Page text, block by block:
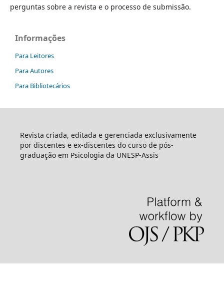
perguntas sobre a revista e o processo de submissão.
Informações
Para Leitores
Para Autores
Para Bibliotecários
Revista criada, editada e gerenciada exclusivamente
por discentes e ex-discentes do curso de pós-
graduação em Psicologia da UNESP-Assis